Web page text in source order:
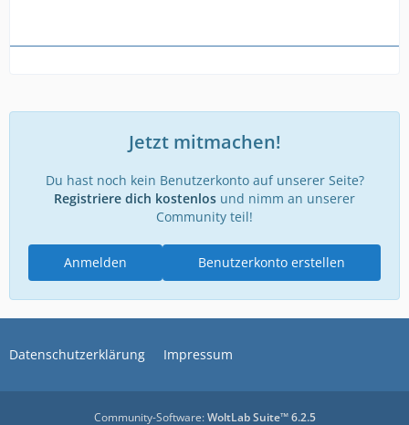
Jetzt mitmachen!
Du hast noch kein Benutzerkonto auf unserer Seite?
Registriere dich kostenlos und nimm an unserer
Community teil!
Benutzerkonto erstellen
Anmelden
Datenschutzerklärung Impressum
Community-Software:WoltLab Suite™ 6.2.5